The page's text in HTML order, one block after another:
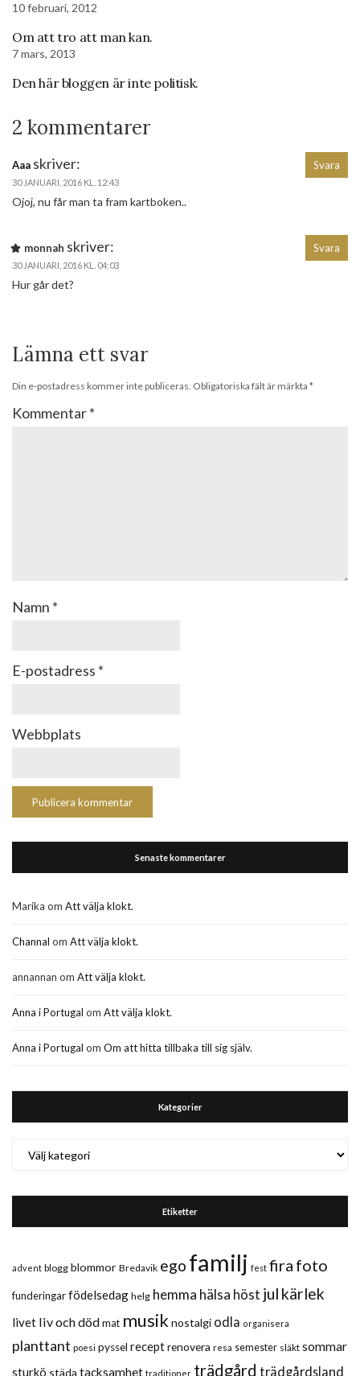
10 februari, 2012
Om att tro att man kan.
7 mars, 2013
Den här bloggen är inte politisk.
2 kommentarer
Aaa skriver:
30 JANUARI, 2016 KL. 12:43
Ojoj, nu får man ta fram kartboken..
Svara
monnah skriver:
30 JANUARI, 2016 KL. 04:03
Hur går det?
Svara
Lämna ett svar
Din e-postadress kommer inte publiceras. Obligatoriska fält är märkta *
Kommentar*
Namn *
E-postadress *
Webbplats
Senaste kommentarer
Marika om Att välja klokt.
Channal om Att välja klokt.
annannan om Att välja klokt.
Anna i Portugal om Att välja klokt.
Anna i Portugal om Om att hitta tillbaka till sig själv.
Kategorier
Etiketter
advent blogg blommor Bredavik ego familj fest fira foto
funderingarfödelsedag helg hemma hälsa höst jul kärlek
livet liv och dödmat musik nostalgi odla organisera
planttant poesi pyssel receptrenovera resa semester släkt sommar
sturkö städa tacksamhet traditioner trädgård trädgårdsland